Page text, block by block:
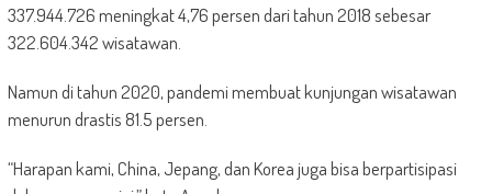
337.944.726 meningkat 4,76 persen dari tahun 2018 sebesar
322.604.342 wisatawan.
Namun di tahun 2020, pandemi membuat kunjungan wisatawan
menurun drastis 81.5 persen.
“Harapan kami, China, Jepang, dan Korea juga bisa berpartisipasi